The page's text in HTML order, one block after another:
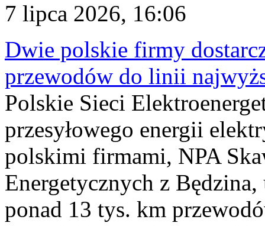
7 lipca 2026, 16:06
Dwie polskie firmy
przewodów do linii
Polskie Sieci
przesyłowego energii
polskimi firmami, NPA
Energetycznych z
ponad 13 tys. km